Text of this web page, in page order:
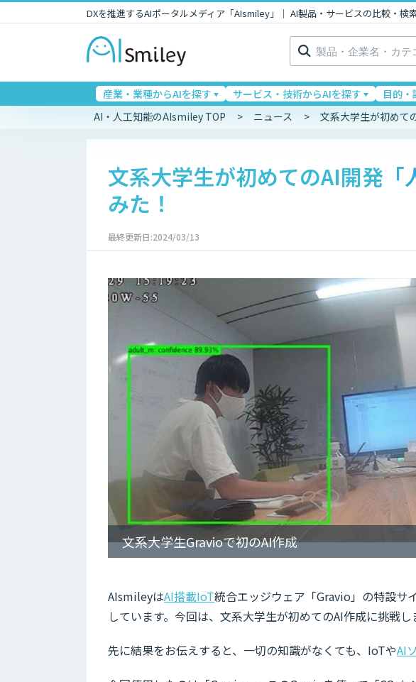
DXを推進するAIポータルメディア「AIsmiley」｜ AI製品・サービスの比較・検
検
索:
産業・業種からAIを探す サービス・技術からAIを探す 目的
AI・人工知能のAIsmiley TOP ニュース 文系大学生が初めて
文系大学生が初めてのAI開発「
みた！
最終更新日:2024/03/13
文系大学生Gravioで初のAI作成
AIsmileyはAI搭載IoT統合エッジウェア「Gravio」の特設サ
しています。今回は、文系大学生が初めてのAI作成に挑戦し
先に結果をお伝えすると、一切の知識がなくても、IoTやAI